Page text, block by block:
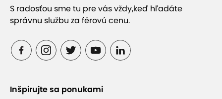
S radosťou sme tu pre vás vždy,keď hľadáte
správnu službu za férovú cenu.
Inšpirujte sa ponukami